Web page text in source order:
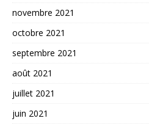
novembre 2021
octobre 2021
septembre 2021
août 2021
juillet 2021
juin 2021